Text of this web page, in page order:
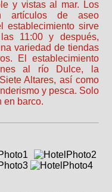
y vistas al mar. Los
artículos de aseo
establecimiento sirve
11:00 y después,
variedad de tiendas
El establecimiento
al río Dulce, la
Altares, así como
y pesca. Solo
en barco.